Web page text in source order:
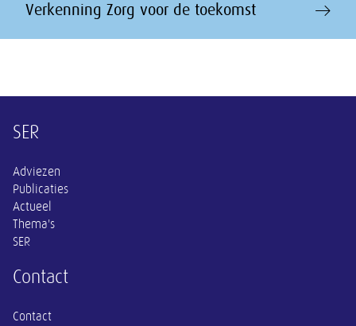
Verkenning Zorg voor de toekomst
Overige informatie
SER
Adviezen
Publicaties
Actueel
Thema's
SER
Contact
Contact